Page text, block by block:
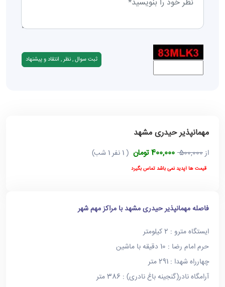
مهمانپذیر حیدری مشهد
از500,000 400,000 تومان ( 1 نفر 1 شب)
قیمت ها آپدید نمی باشد تماس بگیرد
فاصله مهمانپذیر حیدری مشهد با مراکز مهم شهر
ایستگاه مترو : 2 کیلومتر
حرم امام رضا : 10 دقیقه با ماشین
چهارراه شهدا : 291 متر
آرامگاه نادر(گنجینه باغ نادری) : 386 متر